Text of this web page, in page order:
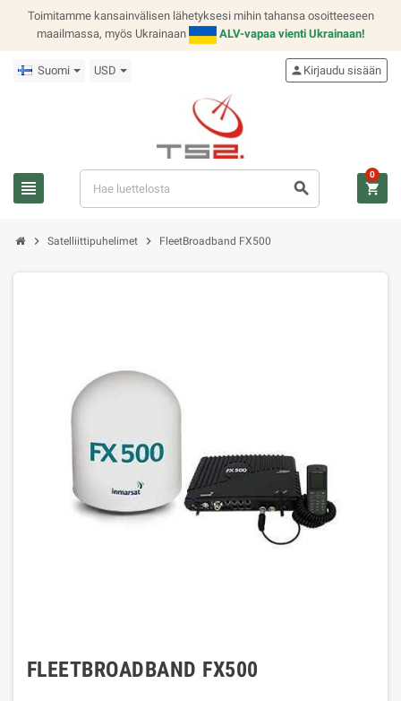
Toimitamme kansainvälisen lähetyksesi mihin tahansa osoitteeseen
maailmassa, myös Ukrainaan
ALV-vapaa vienti Ukrainaan!
Suomi USD
view_headline search
person Kirjaudu sisään
shopping_cart
0
chevron_right Satelliittipuhelimet chevron_right FleetBroadband FX500
FLEETBROADBAND FX500